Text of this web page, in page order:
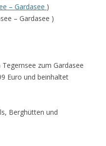
– Gardasee )
– Gardasee )
zum Gardasee
Euro und beinhaltet
Berghütten und